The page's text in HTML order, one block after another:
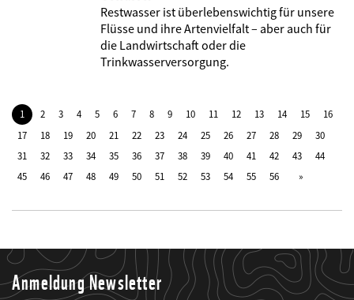
Restwasser ist überlebenswichtig für unsere
Flüsse und ihre Artenvielfalt – aber auch für
die Landwirtschaft oder die
Trinkwasserversorgung.
1 2 3 4 5 6 7 8 9 10 11 12 13 14 15
16
17
18 19 20 21 22 23 24 25 26 27 28 29
30
31
32 33 34 35 36 37 38 39 40 41 42 43
44
45
46 47 48 49 50 51 52 53 54 55 56
Anmeldung Newsletter